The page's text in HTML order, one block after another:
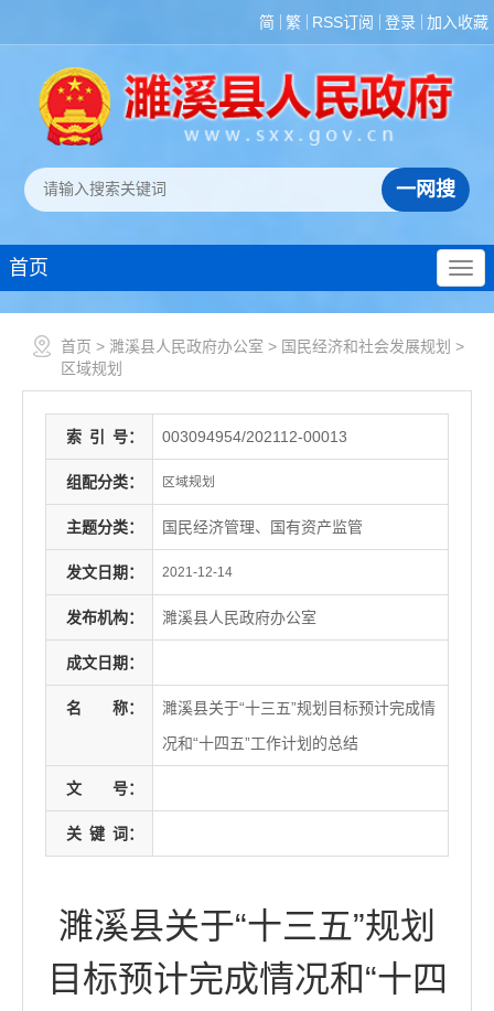
简 繁 RSS订阅 登录 加入收藏
首页
首页 > 濉溪县人民政府办公室 > 国民经济和社会发展规划 >
区域规划
索 引 号： 003094954/202112-00013
组配分类： 区域规划
主题分类： 国民经济管理、国有资产监管
发文日期： 2021-12-14
发布机构： 濉溪县人民政府办公室
成文日期：
名 称：
濉溪县关于“十三五”规划目标预计完成情
况和“十四五”工作计划的总结
文 号：
关 键 词：
濉溪县关于“十三五”规划
目标预计完成情况和“十四